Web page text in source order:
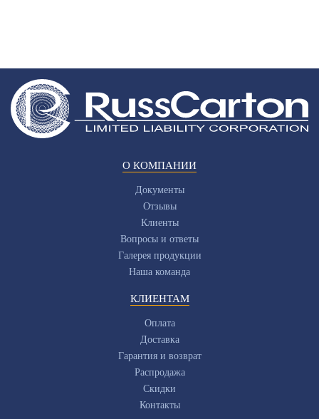
О КОМПАНИИ
Документы
Отзывы
Клиенты
Вопросы и ответы
Галерея продукции
Наша команда
КЛИЕНТАМ
Оплата
Доставка
Гарантия и возврат
Распродажа
Скидки
Контакты